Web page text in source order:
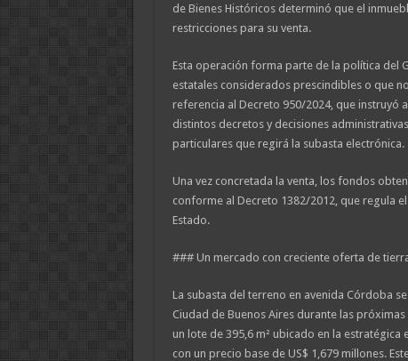
de Bienes Históricos determinó que el
restricciones para su venta.
Esta operación forma parte de la política del
estatales considerados prescindibles o que
referencia al Decreto 950/2024, que instruyó
distintos decretos y decisiones
particulares que regirá la subasta electrónica.
Una vez concretada la venta, los fondos
conforme al Decreto 1382/2012, que regula
Estado.
### Un mercado con creciente oferta de
La subasta del terreno en avenida Córdoba
Ciudad de Buenos Aires durante las
un lote de 395,6 m² ubicado en la estratégica
con un precio base de US$ 1,679 millones.